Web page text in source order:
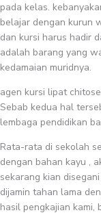
pada kelas.
belajar dengan kurun
dan kursi harus hadir
adalah barang yang
kedamaian muridnya.
agen kursi lipat chitose
Sebab kedua hal
lembaga pendidikan
Rata-rata di sekolah
dengan bahan kayu ,
sekarang kian
dijamin tahan lama
hasil pengkajian kami,